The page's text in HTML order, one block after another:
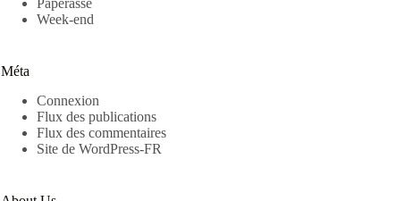
Paperasse
Week-end
Méta
Connexion
Flux des publications
Flux des commentaires
Site de WordPress-FR